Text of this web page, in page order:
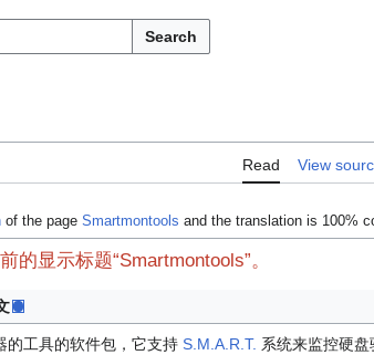
Search
Read View
of the page Smartmontools and the translation is 100%
的显示标题“Smartmontools”。
的工具的软件包，它支持 S.M.A.R.T. 系统来监控硬盘